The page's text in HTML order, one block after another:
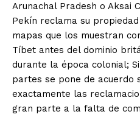
Arunachal Pradesh o Aksai
Pekín reclama su
mapas que los muestran
Tíbet antes del dominio
durante la época colonial;
partes se pone de acuerdo
exactamente las
gran parte a la falta de